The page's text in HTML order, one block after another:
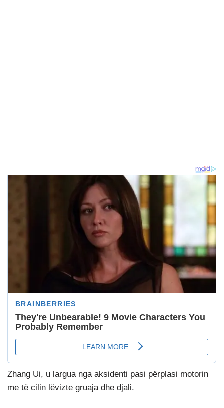
Zhang Ui, u largua nga aksidenti pasi përplasi motorin
me të cilin lëvizte gruaja dhe djali.